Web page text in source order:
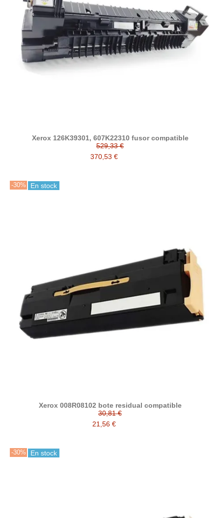
Xerox 126K39301, 607K22310 fusor compatible
529,33 €
370,53 €
-30% En stock
Xerox 008R08102 bote residual compatible
30,81 €
21,56 €
-30% En stock